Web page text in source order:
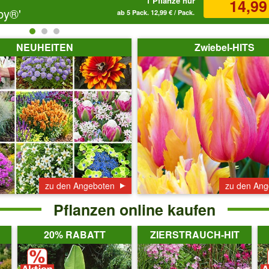
ab 5 Pack. 12,99 € / Pack.
NEUHEITEN
zu den Angeboten
Zwiebel-HITS
zu den
Pflanzen online kaufen
Produktvorschlag
20% RABATT
Produktvorschlag
ZIERSTRAUCH-HIT